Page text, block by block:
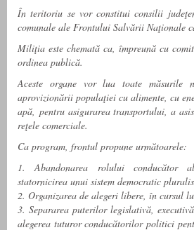
În teritoriu se vor constitui consilii
comunale ale Frontului Salvării Naţionale
Miliţia este chemată ca, împreună cu
ordinea publică.
Aceste organe vor lua toate măsurile
aprovizionării populaţiei cu alimente, cu
apă, pentru asigurarea transportului, a
reţele comerciale.
Ca program, frontul propune următoarele:
1. Abandonarea rolului
statornicirea unui sistem democratic
2. Organizarea de alegeri libere, în cursul
3. Separarea puterilor legislativă,
alegerea tuturor conducătorilor politici